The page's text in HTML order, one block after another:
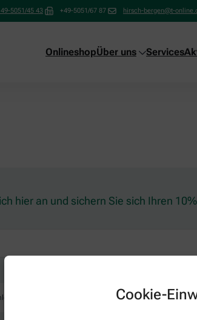
Cookie-
5051/45 43 +49-5051/67 87 hirsch-bergen@t-
OnlineshopÜber uns Services
hier an und sichern Sie sich Ihren
Sie bitte